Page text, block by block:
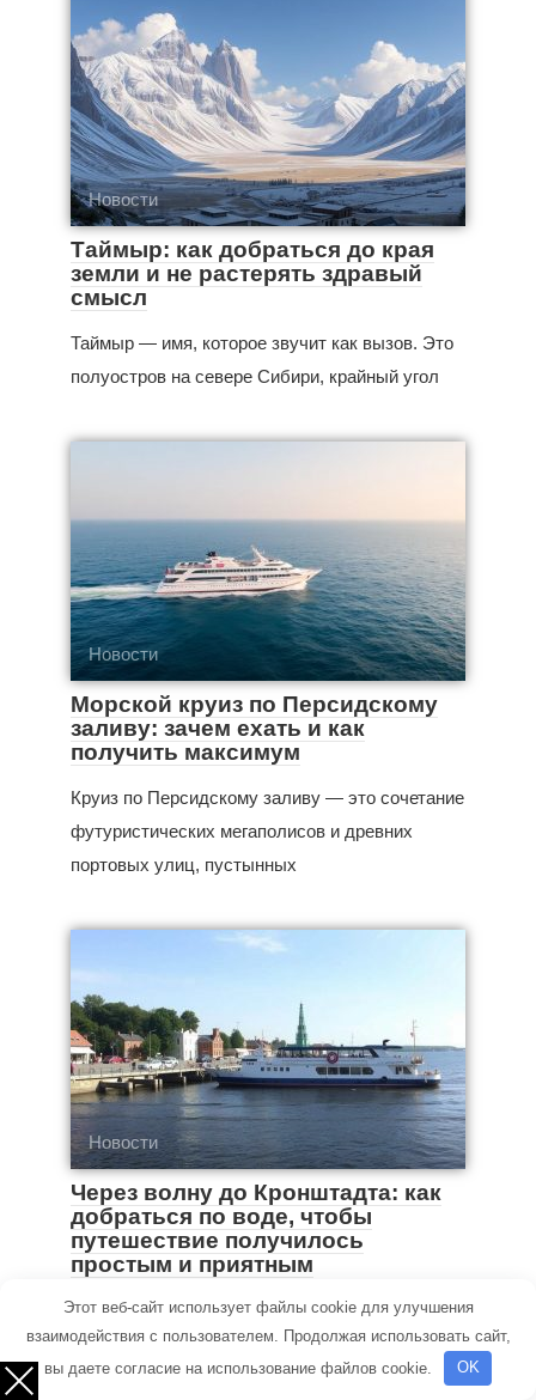
Новости
Таймыр: как добраться до края
земли и не растерять здравый
смысл
Таймыр — имя, которое звучит как вызов. Это
полуостров на севере Сибири, крайный угол
Новости
Морской круиз по Персидскому
заливу: зачем ехать и как
получить максимум
Круиз по Персидскому заливу — это сочетание
футуристических мегаполисов и древних
портовых улиц, пустынных
Новости
Через волну до Кронштадта: как
добраться по воде, чтобы
путешествие получилось
простым и приятным
Кронштадт живет на границе города и моря, и
лучший способ прочувствовать этот контраст
—
Этот веб-сайт использует файлы cookie для улучшения
взаимодействия с пользователем. Продолжая использовать сайт,
вы даете согласие на использование файлов cookie.
OK